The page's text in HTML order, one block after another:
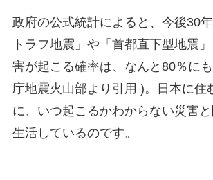
政府の公式統計によると、今後30
トラフ地震」や「首都直下型地震
害が起こる確率は、なんと80％に
庁地震火山部より引用 )。日本に住
に、いつ起こるかわからない災害
生活しているのです。